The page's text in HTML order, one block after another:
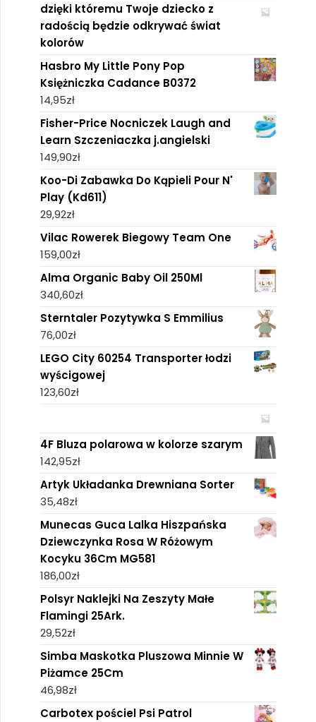
dzięki któremu Twoje dziecko z
radością będzie odkrywać świat
kolorów
Hasbro My Little Pony Pop
Księżniczka Cadance B0372
14,95zł
Fisher-Price Nocniczek Laugh and
Learn Szczeniaczka j.angielski
149,90zł
Koo-Di Zabawka Do Kąpieli Pour N'
Play (Kd611)
29,92zł
Vilac Rowerek Biegowy Team One
159,00zł
Alma Organic Baby Oil 250Ml
340,60zł
Sterntaler Pozytywka S Emmilius
76,00zł
LEGO City 60254 Transporter łodzi
wyścigowej
123,60zł
4F Bluza polarowa w kolorze szarym
142,95zł
Artyk Układanka Drewniana Sorter
35,48zł
Munecas Guca Lalka Hiszpańska
Dziewczynka Rosa W Różowym
Kocyku 36Cm MG581
186,00zł
Polsyr Naklejki Na Zeszyty Małe
Flamingi 25Ark.
29,52zł
Simba Maskotka Pluszowa Minnie W
Piżamce 25Cm
46,98zł
Carbotex pościel Psi Patrol